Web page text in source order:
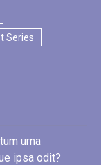
Series
urna
ipsa odit?